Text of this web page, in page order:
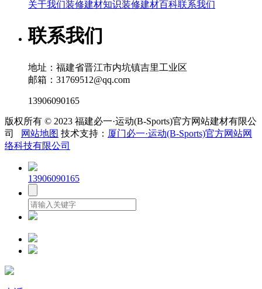
关于我们装修建材知识装修建材百科联系我们
联系我们
地址：福建省晋江市内坑镇吉里工业区
邮箱：31769512@qq.com
13906090165
版权所有 © 2023 福建必一·运动(B-Sports)官方网站建材有限公
司
网站地图 技术支持： 厦门必一·运动(B-Sports)官方网站网
络科技有限公司
13906090165